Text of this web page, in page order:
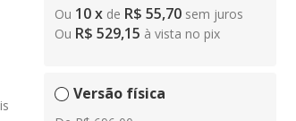
Ou 10x de R$ 55,70 sem juros
Ou R$ 529,15 à vista no pix
Versão física